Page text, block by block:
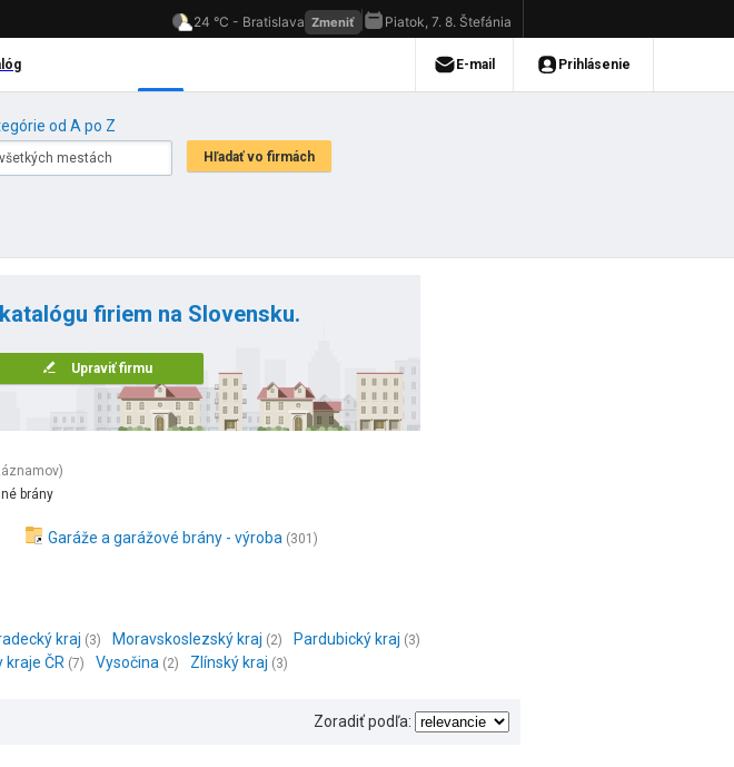
od A po Z
firiem na Slovensku.
Upraviť firmu
brány
Garáže a garážové brány - výroba (301)
kraj (3) Moravskoslezský kraj (2) Pardubický kraj (3)
kraje ČR (7) Vysočina (2) Zlínský kraj (3)
Zoradiť podľa: